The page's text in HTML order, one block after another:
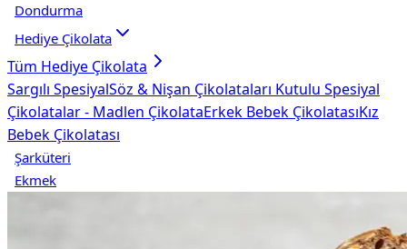
Dondurma
Hediye Çikolata
Tüm Hediye Çikolata
Sargılı SpesiyalSöz & Nişan Çikolataları Kutulu Spesiyal
Çikolatalar - Madlen ÇikolataErkek Bebek ÇikolatasıKız
Bebek Çikolatası
Şarküteri
Ekmek